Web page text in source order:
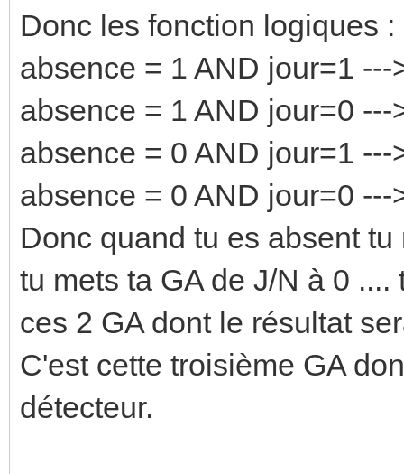
Donc les fonction logiques :
absence = 1 AND jour=1
absence = 1 AND jour=0
absence = 0 AND jour=1
absence = 0 AND jour=0 ---
Donc quand tu es absent
tu mets ta GA de J/N à 0
ces 2 GA dont le résultat
C'est cette troisième GA
détecteur.